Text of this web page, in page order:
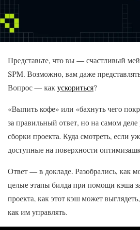
Представьте, что вы — счастливый
SPM. Возможно, вам даже
Вопрос — какускориться?
«Выпить кофе» или «бахнуть чего
за правильный ответ, но на самом деле
сборки проекта. Куда смотреть, если
доступные на поверхности
Ответ — в докладе. Разобрались, как
целые этапы билда при помощи кэша
проекта, как этот кэш может
как им управлять.